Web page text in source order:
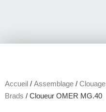
Accueil / Assemblage / Clouage
Brads / Cloueur OMER MG.40